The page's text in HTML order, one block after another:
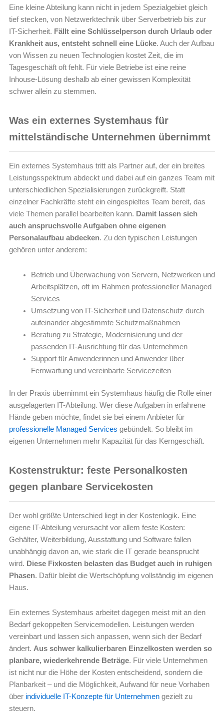
Eine kleine Abteilung kann nicht in jedem Spezialgebiet gleich
tief stecken, von Netzwerktechnik über Serverbetrieb bis zur
IT-Sicherheit. Fällt eine Schlüsselperson durch Urlaub oder
Krankheit aus, entsteht schnell eine Lücke. Auch der Aufbau
von Wissen zu neuen Technologien kostet Zeit, die im
Tagesgeschäft oft fehlt. Für viele Betriebe ist eine reine
Inhouse-Lösung deshalb ab einer gewissen Komplexität
schwer allein zu stemmen.
Was ein externes Systemhaus für
mittelständische Unternehmen übernimmt
Ein externes Systemhaus tritt als Partner auf, der ein breites
Leistungsspektrum abdeckt und dabei auf ein ganzes Team mit
unterschiedlichen Spezialisierungen zurückgreift. Statt
einzelner Fachkräfte steht ein eingespieltes Team bereit, das
viele Themen parallel bearbeiten kann. Damit lassen sich
auch anspruchsvolle Aufgaben ohne eigenen
Personalaufbau abdecken. Zu den typischen Leistungen
gehören unter anderem:
Betrieb und Überwachung von Servern, Netzwerken und
Arbeitsplätzen, oft im Rahmen professioneller Managed
Services
Umsetzung von IT-Sicherheit und Datenschutz durch
aufeinander abgestimmte Schutzmaßnahmen
Beratung zu Strategie, Modernisierung und der
passenden IT-Ausrichtung für das Unternehmen
Support für Anwenderinnen und Anwender über
Fernwartung und vereinbarte Servicezeiten
In der Praxis übernimmt ein Systemhaus häufig die Rolle einer
ausgelagerten IT-Abteilung. Wer diese Aufgaben in erfahrene
Hände geben möchte, findet sie bei einem Anbieter für
professionelle Managed Services gebündelt. So bleibt im
eigenen Unternehmen mehr Kapazität für das Kerngeschäft.
Kostenstruktur: feste Personalkosten
gegen planbare Servicekosten
Der wohl größte Unterschied liegt in der Kostenlogik. Eine
eigene IT-Abteilung verursacht vor allem feste Kosten:
Gehälter, Weiterbildung, Ausstattung und Software fallen
unabhängig davon an, wie stark die IT gerade beansprucht
wird. Diese Fixkosten belasten das Budget auch in ruhigen
Phasen. Dafür bleibt die Wertschöpfung vollständig im eigenen
Haus.
Ein externes Systemhaus arbeitet dagegen meist mit an den
Bedarf gekoppelten Servicemodellen. Leistungen werden
vereinbart und lassen sich anpassen, wenn sich der Bedarf
ändert. Aus schwer kalkulierbaren Einzelkosten werden so
planbare, wiederkehrende Beträge. Für viele Unternehmen
ist nicht nur die Höhe der Kosten entscheidend, sondern die
Planbarkeit – und die Möglichkeit, Aufwand für neue Vorhaben
über individuelle IT-Konzepte für Unternehmengezielt zu
steuern.